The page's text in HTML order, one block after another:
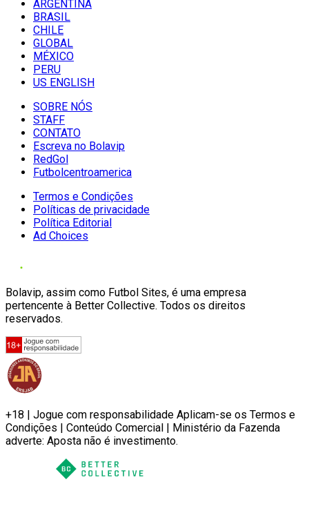
ARGENTINA
BRASIL
CHILE
GLOBAL
MÉXICO
PERU
US ENGLISH
SOBRE NÓS
STAFF
CONTATO
Escreva no Bolavip
RedGol
Futbolcentroamerica
Termos e Condições
Políticas de privacidade
Política Editorial
Ad Choices
Bolavip, assim como Futbol Sites, é uma empresa
pertencente à Better Collective. Todos os direitos
reservados.
+18 | Jogue com responsabilidade Aplicam-se os Termos e
Condições | Conteúdo Comercial | Ministério da Fazenda
adverte: Aposta não é investimento.